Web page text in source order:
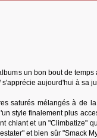
un bon bout de
s'apprécie aujourd'hui à sa
saturés mélangés à de
style finalement plus
chiant et un "Climbatize"
et bien sûr "Smack